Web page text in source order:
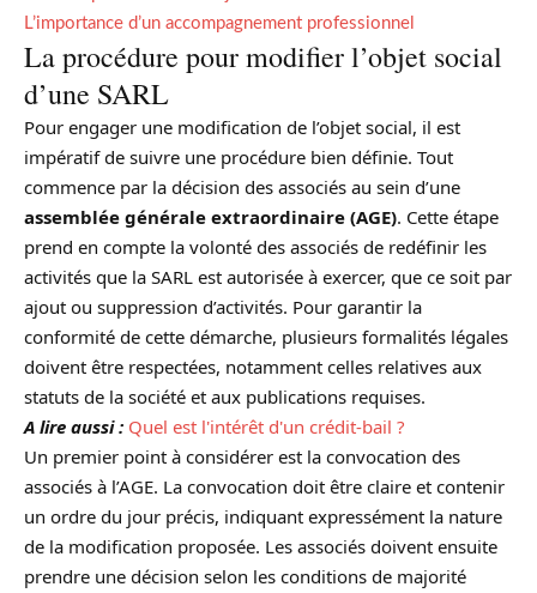
L’importance d’un accompagnement professionnel
La procédure pour modifier l’objet social
d’une SARL
Pour engager une modification de l’objet social, il est
impératif de suivre une procédure bien définie. Tout
commence par la décision des associés au sein d’une
assemblée générale extraordinaire (AGE). Cette étape
prend en compte la volonté des associés de redéfinir les
activités que la SARL est autorisée à exercer, que ce soit par
ajout ou suppression d’activités. Pour garantir la
conformité de cette démarche, plusieurs formalités légales
doivent être respectées, notamment celles relatives aux
statuts de la société et aux publications requises.
A lire aussi : Quel est l'intérêt d'un crédit-bail ?
Un premier point à considérer est la convocation des
associés à l’AGE. La convocation doit être claire et contenir
un ordre du jour précis, indiquant expressément la nature
de la modification proposée. Les associés doivent ensuite
prendre une décision selon les conditions de majorité